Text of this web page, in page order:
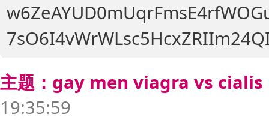
主题：gay men viagra vs cialis
19:35:59